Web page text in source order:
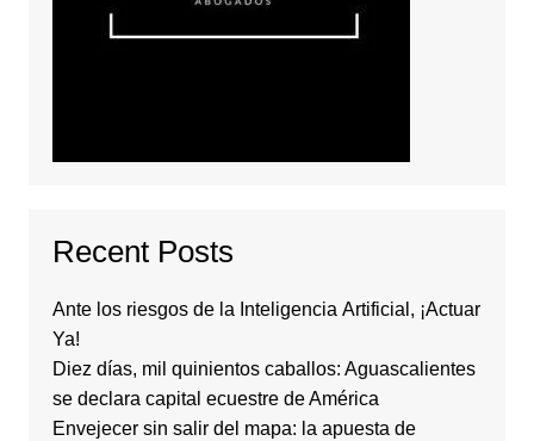
Recent Posts
Ante los riesgos de la Inteligencia Artificial, ¡Actuar
Ya!
Diez días, mil quinientos caballos: Aguascalientes
se declara capital ecuestre de América
Envejecer sin salir del mapa: la apuesta de